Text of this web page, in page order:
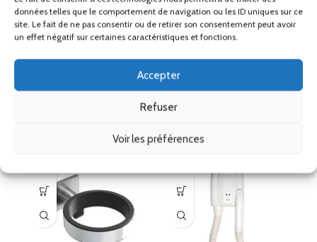
données telles que le comportement de navigation ou les ID uniques sur ce
site. Le fait de ne pas consentir ou de retirer son consentement peut avoir
un effet négatif sur certaines caractéristiques et fonctions.
Accepter
Refuser
Voir les préférences
Une réponse idéale aux attentes de votre clientèle.